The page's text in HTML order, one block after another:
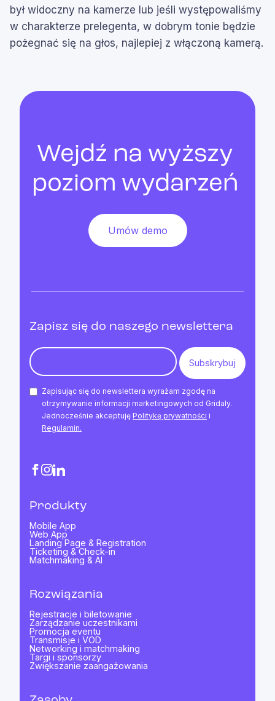
był widoczny na kamerze lub jeśli występowaliśmy
w charakterze prelegenta, w dobrym tonie będzie
pożegnać się na głos, najlepiej z włączoną kamerą.
Wejdź na wyższy
poziom wydarzeń
Umów demo
Produkty
Mobile App
Web App
Landing Page & Registration
Ticketing & Check-in
Matchmaking & AI
Zapisz się do naszego newslettera
Zapisując się do newslettera wyrażam zgodę na
otrzymywanie informacji marketingowych od Gridaly.
Jednocześnie akceptuję Politykę prywatności i
Regulamin.
Rozwiązania
Rejestracje i biletowanie
Zarządzanie uczestnikami
Promocja eventu
Transmisje i VOD
Networking i matchmaking
Targi i sponsorzy
Zwiększanie zaangażowania